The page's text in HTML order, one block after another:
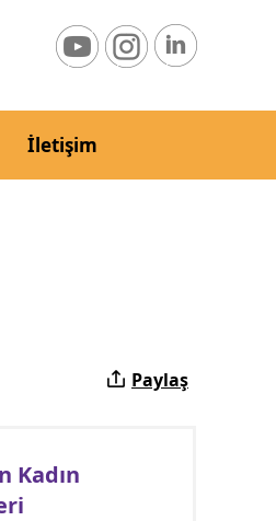
İletişim
Paylaş
Kadın